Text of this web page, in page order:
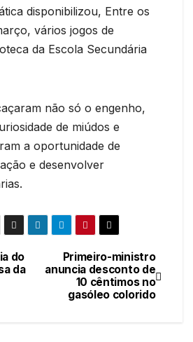
disponibilizou, Entre os
vários jogos de
da Escola Secundária
não só o engenho,
de miúdos e
a oportunidade de
e desenvolver
Primeiro-ministro
anuncia desconto de
10 cêntimos no
gasóleo colorido
do
da